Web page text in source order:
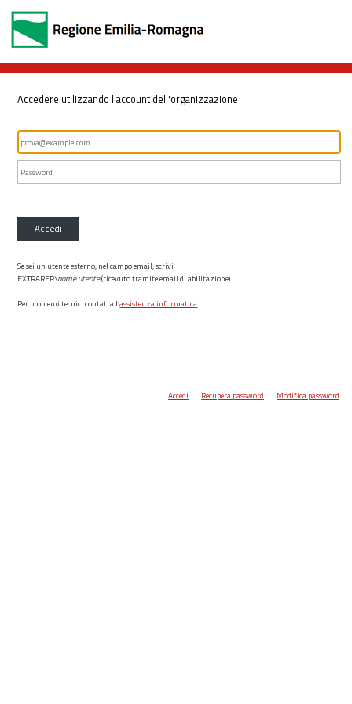
Accedere utilizzando l'account dell'organizzazione
Accedi
Se sei un utente esterno, nel campo email, scrivi
EXTRARER\nome utente(ricevuto tramite email di abilitazione)
Per problemi tecnici contatta l’assistenza informatica.
Accedi Recupera password Modifica password